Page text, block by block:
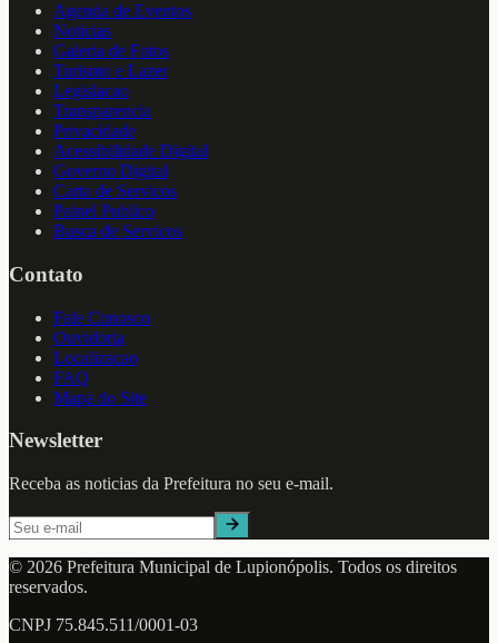
Agenda de Eventos
Noticias
Galeria de Fotos
Turismo e Lazer
Legislacao
Transparencia
Privacidade
Acessibilidade Digital
Governo Digital
Carta de Servicos
Painel Publico
Busca de Servicos
Contato
Fale Conosco
Ouvidoria
Localizacao
FAQ
Mapa do Site
Newsletter
Receba as noticias da Prefeitura no seu e-mail.
© 2026 Prefeitura Municipal de Lupionópolis. Todos os direitos
reservados.
CNPJ 75.845.511/0001-03